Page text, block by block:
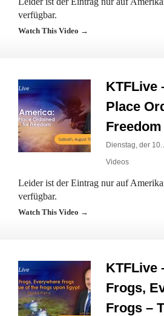
verfügbar.
Watch This Video →
KTFLive
Place
Freedom
Dienstag, der
Videos
Leider ist der Eintrag nur auf
verfügbar.
Watch This Video →
KTFLive
Frogs,
Frogs –